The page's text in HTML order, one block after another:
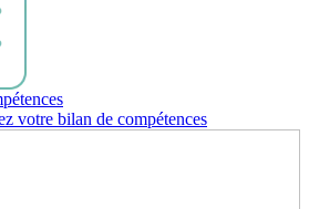
votre bilan de compétences